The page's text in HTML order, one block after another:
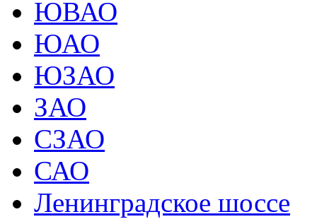
ЮВАО
ЮАО
ЮЗАО
ЗАО
СЗАО
САО
Ленинградское шоссе